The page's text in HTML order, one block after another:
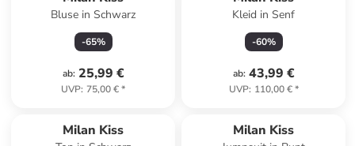
Bluse in Schwarz
-65%
ab: 25,99 €
UVP: 75,00 €*
Kleid in Senf
-60%
ab: 43,99 €
UVP: 110,00 €*
Milan Kiss Milan Kiss